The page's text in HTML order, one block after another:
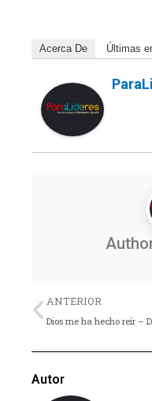
Acerca De Últimas
Previo
ANTERIOR
Autor